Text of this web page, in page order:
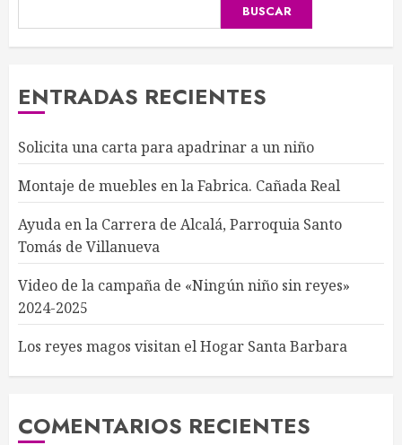
BUSCAR
ENTRADAS RECIENTES
Solicita una carta para apadrinar a un niño
Montaje de muebles en la Fabrica. Cañada Real
Ayuda en la Carrera de Alcalá, Parroquia Santo
Tomás de Villanueva
Video de la campaña de «Ningún niño sin reyes»
2024-2025
Los reyes magos visitan el Hogar Santa Barbara
COMENTARIOS RECIENTES